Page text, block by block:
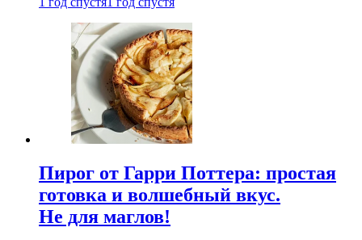
Пирог от Гарри Поттера: простая
готовка и волшебный вкус.
Не для маглов!